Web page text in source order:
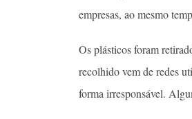
empresas, ao mesmo
Os plásticos foram
recolhido vem de redes
forma irresponsável.